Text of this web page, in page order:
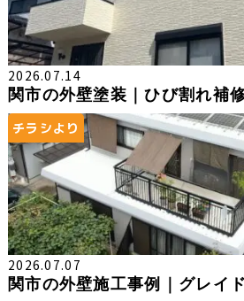
2026.07.14
関市の外壁塗装｜ひび割れ補
チラシより
2026.07.07
関市の外壁施工事例｜グレイ